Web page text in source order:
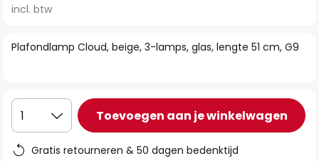
begin
de
Plafondlamp Cloud, beige, 3-lamps, glas, lengte 51 cm, G9
incl. btw
1 Toevoegen aan je winkelwagen
Gratis retourneren & 50 dagen bedenktijd